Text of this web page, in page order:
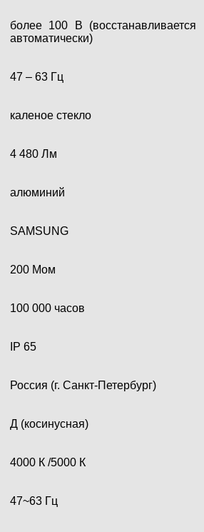
более 100 В (восстанавливается
автоматически)
47 – 63 Гц
каленое стекло
4 480 Лм
алюминий
SAMSUNG
200 Мом
100 000 часов
IP 65
Россия (г. Санкт-Петербург)
Д (косинусная)
4000 К /5000 К
47~63 Гц